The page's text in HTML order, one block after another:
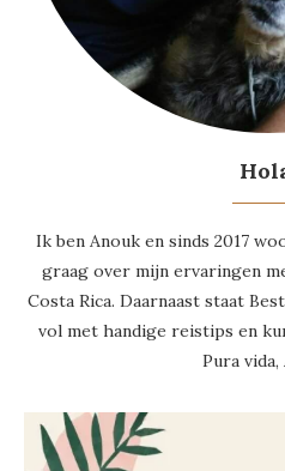
Ik ben Anouk en sinds 2017
graag over mijn ervaringen
Costa Rica. Daarnaast staat
vol met handige reistips en
Pura vida,